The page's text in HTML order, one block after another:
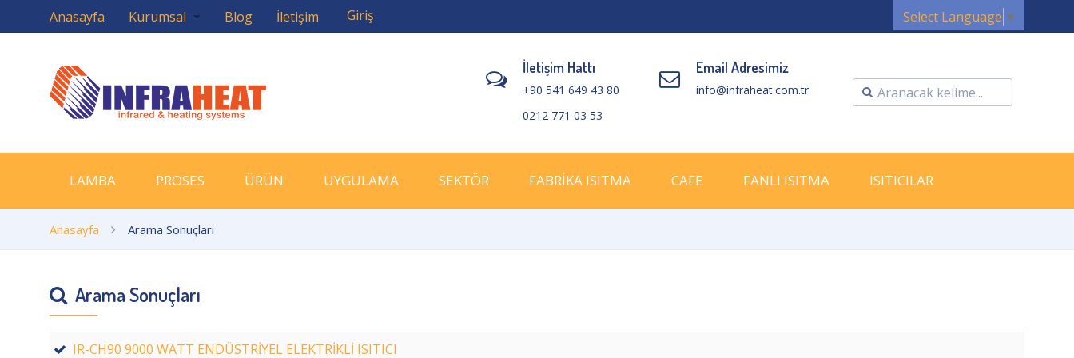
Anasayfa Kurumsal Blog İletişim Giriş Select Language ▼
İletişim Hattı
+90 541 649 43 80
0212 771 03 53
Email Adresimiz
info@infraheat.com.tr
LAMBA PROSES ÜRÜN UYGULAMA SEKTÖR FABRİKA ISITMA CAFE FANLI ISITMA ISITICILAR
Anasayfa Arama Sonuçları
Arama Sonuçları
IR-CH90 9000 WATT ENDÜSTRİYEL ELEKTRİKLİ ISITICI